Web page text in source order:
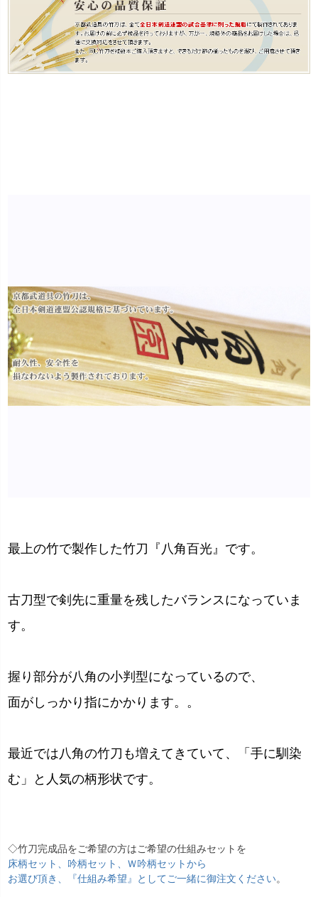
最上の竹で製作した竹刀『八角百光』です。
古刀型で剣先に重量を残したバランスになっていま
す。
握り部分が八角の小判型になっているので、
面がしっかり指にかかります。。
最近では八角の竹刀も増えてきていて、「手に馴染
む」と人気の柄形状です。
◇竹刀完成品をご希望の方はご希望の仕組みセットを
床柄セット、吟柄セット、Ｗ吟柄セットから
お選び頂き、『仕組み希望』としてご一緒に御注文ください。